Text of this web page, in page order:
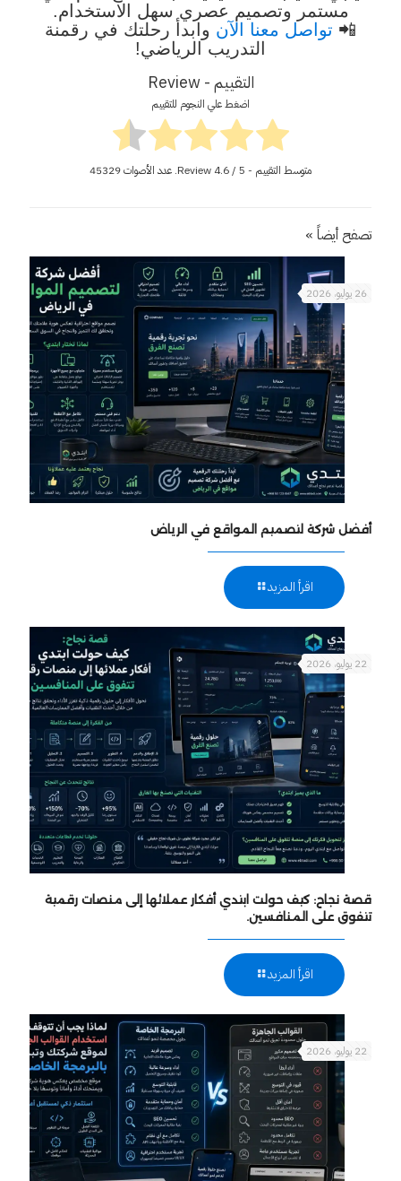
مستمر وتصميم عصري سهل الاستخدام.
📲 تواصل معنا الآن وابدأ رحلتك في رقمنة
التدريب الرياضي!
التقييم - Review
اضغط علي النجوم للتقييم
متوسط التقييم - Review 4.6/ 5. عدد الأصوات 45329
تصفح أيضاً »
26 يوليو، 2026
أفضل شركة لتصميم المواقع في الرياض
اقرأ المزيد
22 يوليو، 2026
قصة نجاح: كيف حولت ابتدي أفكار عملائها إلى منصات رقمية
تتفوق على المنافسين.
اقرأ المزيد
22 يوليو، 2026